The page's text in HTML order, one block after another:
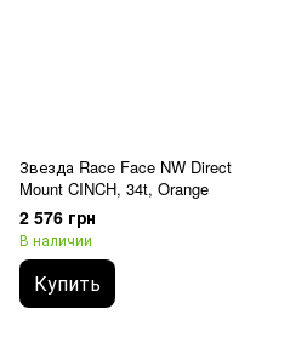
Звезда Race Face NW Direct
Mount CINCH, 34t, Orange
2 576 грн
В наличии
Купить